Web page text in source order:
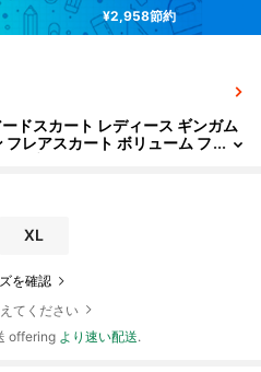
¥2,958節約
ドスカート レディース ギンガム
レアスカート ボリューム フ
ート クラシック モード系 モノ
地雷系 量産型 発表会 女子会 散歩
ボトムス 柔らかい 快適
XL
を確認
てください
offering より速い配送.